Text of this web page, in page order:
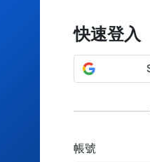
快速登入
帳號